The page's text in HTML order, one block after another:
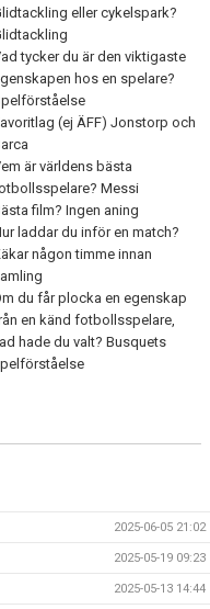
eller cykelspark?
tycker du är den viktigaste
hos en spelare?
(ej ÄFF) Jonstorp och
är världens bästa
Messi
film? Ingen aning
laddar du inför en match?
någon timme innan
du får plocka en egenskap
en känd fotbollsspelare,
hade du valt? Busquets
2025-06-05 21:02
2025-05-19 09:23
2025-05-13 14:44